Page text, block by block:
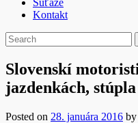
Súťaže
Kontakt
Slovenskí
jazdenkách,
Posted on 28. januára 2016 by